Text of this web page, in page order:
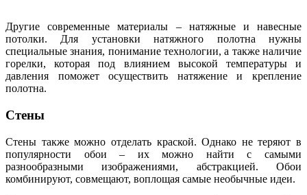
Другие современные материалы – натяжные и навесные
потолки. Для установки натяжного полотна нужны
специальные знания, понимание технологии, а также наличие
горелки, которая под влиянием высокой температуры и
давления поможет осуществить натяжение и крепление
полотна.
Стены
Стены также можно отделать краской. Однако не теряют в
популярности обои – их можно найти с самыми
разнообразными изображениями, абстракцией. Обои
комбинируют, совмещают, воплощая самые необычные идеи.